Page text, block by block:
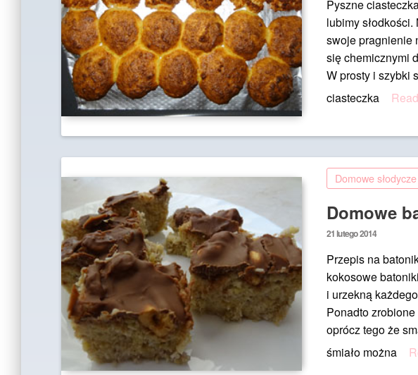
Pyszne
lubimy
swoje pragnienie
się chemicznymi
W prosty i szybki
ciasteczka
Domowe słodycze
Domowe
Posted
21 lutego 2014
Przepis na
kokosowe
i urzekną
Ponadto
oprócz tego że
śmiało można